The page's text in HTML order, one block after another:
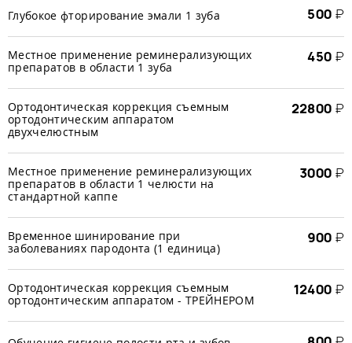
Глубокое фторирование эмали 1 зуба 500 ₽
Местное применение реминерализующих
препаратов в области 1 зуба
450 ₽
Ортодонтическая коррекция съемным
ортодонтическим аппаратом
двухчелюстным
22800 ₽
Местное применение реминерализующих
препаратов в области 1 челюсти на
стандартной каппе
3000 ₽
Временное шинирование при
заболеваниях пародонта (1 единица)
900 ₽
Ортодонтическая коррекция съемным
ортодонтическим аппаратом - ТРЕЙНЕРОМ
12400 ₽